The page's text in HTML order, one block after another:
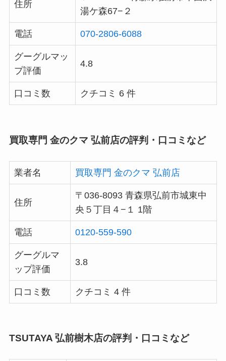
住所
湯ケ森67−２
電話 070-2806-6088
グーグルマッ
プ評価
4.8
口コミ数 クチコミ 6 件
買取専門 金のクマ 弘前店の評判・口コミなど
業者名 買取専門 金のクマ 弘前店
住所
〒036-8093 青森県弘前市城東中
央５丁目４−１ 1階
電話 0120-559-590
グーグルマ
ップ評価
3.8
口コミ数 クチコミ 4 件
TSUTAYA 弘前樹木店の評判・口コミなど